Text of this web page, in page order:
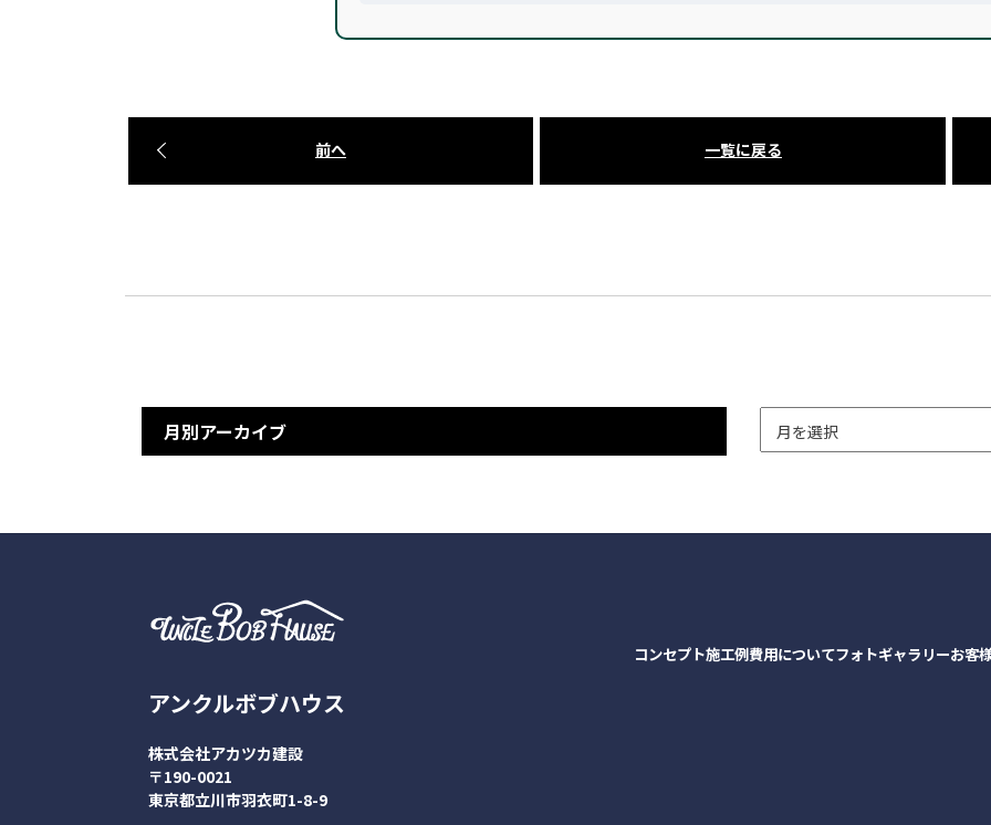
前へ 一覧に戻る
月別アーカイブ
アンクルボブハウス
株式会社アカツカ建設
〒190-0021
東京都立川市羽衣町1-8-9
コンセプト施工例費用についてフォトギャラリーお客